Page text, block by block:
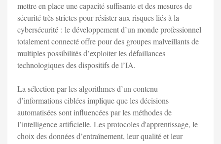
mettre en place une capacité suffisante et des mesures de
sécurité très strictes pour résister aux risques liés à la
cybersécurité : le développement d’un monde professionnel
totalement connecté offre pour des groupes malveillants de
multiples possibilités d’exploiter les défaillances
technologiques des dispositifs de l’IA.
La sélection par les algorithmes d’un contenu
d’informations ciblées implique que les décisions
automatisées sont influencées par les méthodes de
l’intelligence artificielle. Les protocoles d'apprentissage, le
choix des données d’entraînement, leur qualité et leur